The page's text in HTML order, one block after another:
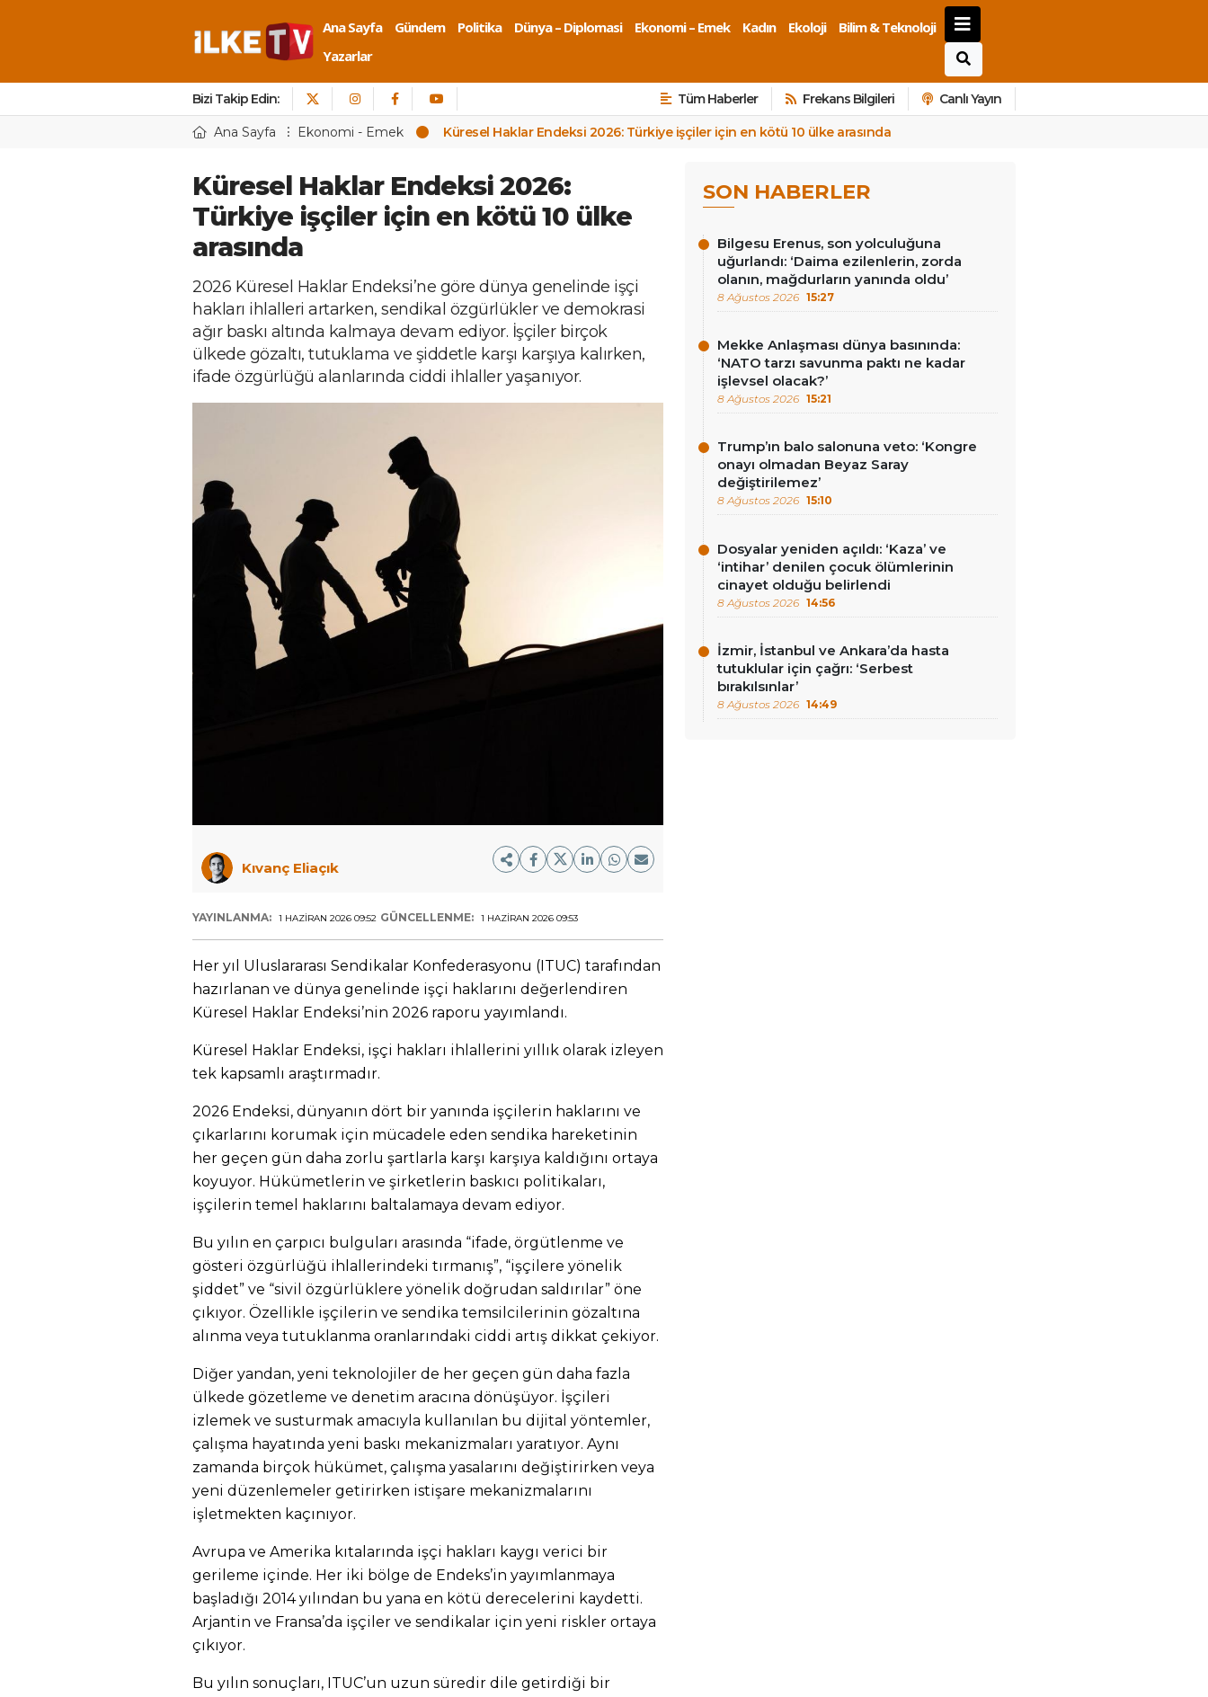
Ana Sayfa Gündem Politika Dünya – Diplomasi Ekonomi – Emek Kadın Ekoloji
Bilim & Teknoloji
Yazarlar
Bizi Takip Edin: Tüm Haberler Frekans Bilgileri Canlı Yayın
Ana Sayfa Ekonomi - Emek Küresel Haklar Endeksi 2026: Türkiye işçiler için en kötü 10 ülke arasında
Küresel Haklar Endeksi 2026:
Türkiye işçiler için en kötü 10 ülke
arasında
2026 Küresel Haklar Endeksi’ne göre dünya genelinde işçi
hakları ihlalleri artarken, sendikal özgürlükler ve demokrasi
ağır baskı altında kalmaya devam ediyor. İşçiler birçok
ülkede gözaltı, tutuklama ve şiddetle karşı karşıya kalırken,
ifade özgürlüğü alanlarında ciddi ihlaller yaşanıyor.
Kıvanç Eliaçık
YAYINLANMA: 1 HAZIRAN 2026 09:52 GÜNCELLENME: 1 HAZIRAN 2026 09:53
Her yıl Uluslararası Sendikalar Konfederasyonu (ITUC) tarafından
hazırlanan ve dünya genelinde işçi haklarını değerlendiren
Küresel Haklar Endeksi’nin 2026 raporu yayımlandı.
Küresel Haklar Endeksi, işçi hakları ihlallerini yıllık olarak izleyen
tek kapsamlı araştırmadır.
2026 Endeksi, dünyanın dört bir yanında işçilerin haklarını ve
çıkarlarını korumak için mücadele eden sendika hareketinin
her geçen gün daha zorlu şartlarla karşı karşıya kaldığını ortaya
koyuyor. Hükümetlerin ve şirketlerin baskıcı politikaları,
işçilerin temel haklarını baltalamaya devam ediyor.
Bu yılın en çarpıcı bulguları arasında “ifade, örgütlenme ve
gösteri özgürlüğü ihlallerindeki tırmanış”, “işçilere yönelik
şiddet” ve “sivil özgürlüklere yönelik doğrudan saldırılar” öne
çıkıyor. Özellikle işçilerin ve sendika temsilcilerinin gözaltına
alınma veya tutuklanma oranlarındaki ciddi artış dikkat çekiyor.
Diğer yandan, yeni teknolojiler de her geçen gün daha fazla
ülkede gözetleme ve denetim aracına dönüşüyor. İşçileri
izlemek ve susturmak amacıyla kullanılan bu dijital yöntemler,
çalışma hayatında yeni baskı mekanizmaları yaratıyor. Aynı
zamanda birçok hükümet, çalışma yasalarını değiştirirken veya
yeni düzenlemeler getirirken istişare mekanizmalarını
işletmekten kaçınıyor.
Avrupa ve Amerika kıtalarında işçi hakları kaygı verici bir
gerileme içinde. Her iki bölge de Endeks’in yayımlanmaya
başladığı 2014 yılından bu yana en kötü derecelerini kaydetti.
Arjantin ve Fransa’da işçiler ve sendikalar için yeni riskler ortaya
çıkıyor.
Bu yılın sonuçları, ITUC’un uzun süredir dile getirdiği bir
SON HABERLER
Bilgesu Erenus, son yolculuğuna
uğurlandı: ‘Daima ezilenlerin, zorda
olanın, mağdurların yanında oldu’
8 Ağustos 2026 15:27
Mekke Anlaşması dünya basınında:
‘NATO tarzı savunma paktı ne kadar
işlevsel olacak?’
8 Ağustos 2026 15:21
Trump’ın balo salonuna veto: ‘Kongre
onayı olmadan Beyaz Saray
değiştirilemez’
8 Ağustos 2026 15:10
Dosyalar yeniden açıldı: ‘Kaza’ ve
‘intihar’ denilen çocuk ölümlerinin
cinayet olduğu belirlendi
8 Ağustos 2026 14:56
İzmir, İstanbul ve Ankara’da hasta
tutuklular için çağrı: ‘Serbest
bırakılsınlar’
8 Ağustos 2026 14:49